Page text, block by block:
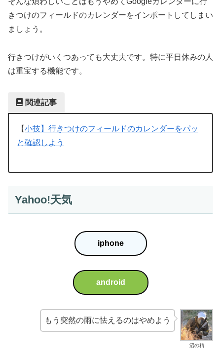
きつけのフィールドのカレンダーをインポートしてしまい
ましょう。
行きつけがいくつあっても大丈夫です。特に平日休みの人
は重宝する機能です。
関連記事
【小技】行きつけのフィールドのカレンダーをパッ
と確認しよう
Yahoo!天気
iphone
android
沼の精
もう突然の雨に怯えるのはやめよう